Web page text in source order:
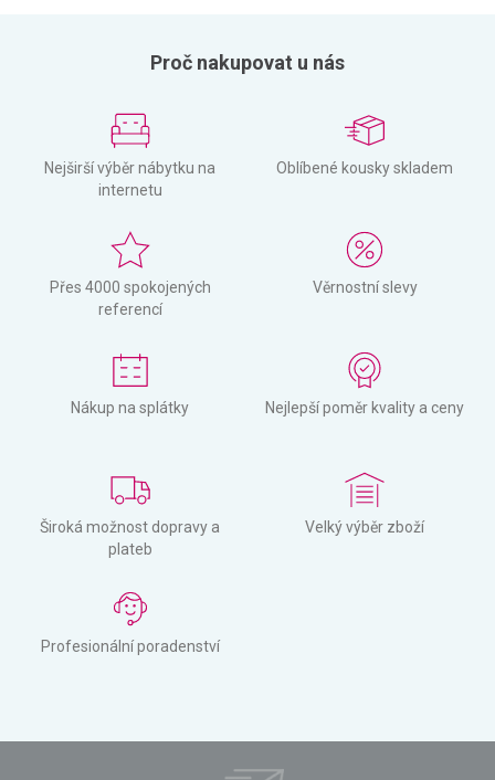
Proč nakupovat u nás
Nejširší výběr nábytku na
internetu
Oblíbené kousky skladem
Přes 4000 spokojených
referencí
Věrnostní slevy
Nákup na splátky Nejlepší poměr kvality a ceny
Široká možnost dopravy a
plateb
Velký výběr zboží
Profesionální poradenství